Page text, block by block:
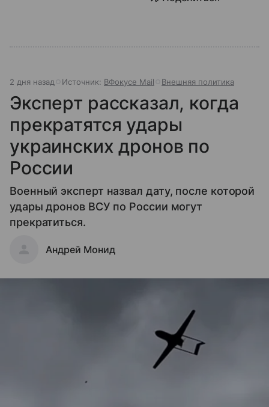
2 дня назад Источник: ВФокусе Mail Внешняя политика
Эксперт рассказал, когда
прекратятся удары
украинских дронов по
России
Военный эксперт назвал дату, после которой
удары дронов ВСУ по России могут
прекратиться.
Андрей Монид